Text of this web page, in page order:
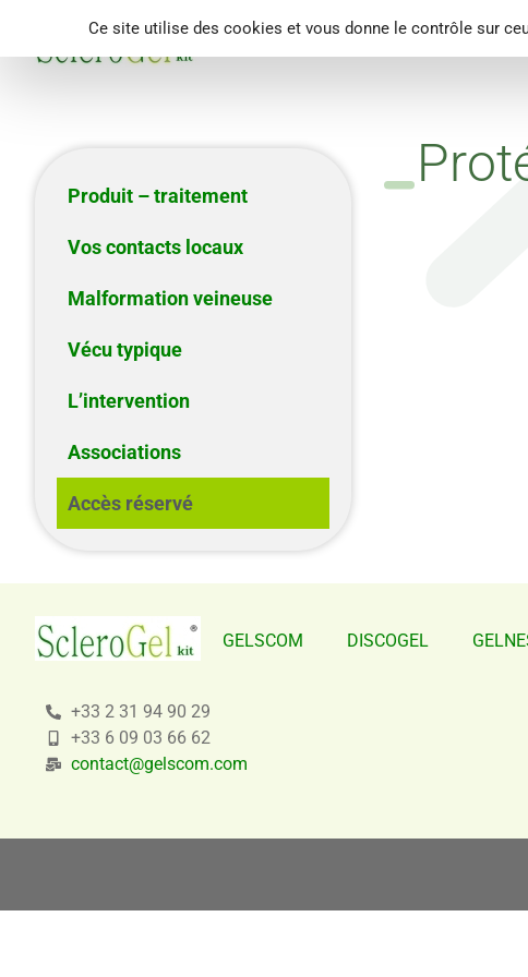
Produit – traitement
Vos contacts locaux
Malformation veineuse
Vécu typique
L’intervention
Associations
Accès réservé
GELSCOM DISCOGEL
+33 2 31 94 90 29
+33 6 09 03 66 62
contact@gelscom.com
Ce site utilise des cookies et vous donne le contrôle sur